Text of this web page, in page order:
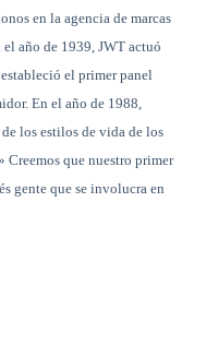
en la agencia de marcas
año de 1939, JWT actuó
el primer panel
En el año de 1988,
los estilos de vida de los
Creemos que nuestro primer
gente que se involucra en